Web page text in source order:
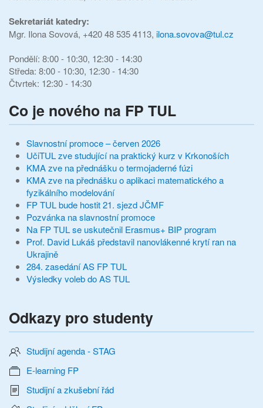
Sekretariát katedry:
Mgr. Ilona Sovová, +420 48 535 4113, ilona.sovova@tul.cz
Pondělí: 8:00 - 10:30, 12:30 - 14:30
Středa: 8:00 - 10:30, 12:30 - 14:30
Čtvrtek: 12:30 - 14:30
Co je nového na FP TUL
Slavnostní promoce – červen 2026
UčiTUL zve studující na praktický kurz v Krkonoších
KMA zve na přednášku o termojaderné fúzi
KMA zve na přednášku o aplikaci matematického a
fyzikálního modelování
FP TUL bude hostit 21. sjezd JČMF
Pozvánka na slavnostní promoce
Na FP TUL se uskutečnil Erasmus+ BIP program
Prof. David Lukáš představil nanovlákenné krytí ran na
Ukrajině
284. zasedání AS FP TUL
Výsledky voleb do AS TUL
Odkazy pro studenty
Studijní agenda - STAG
E-learning FP
Studijní a zkušební řád